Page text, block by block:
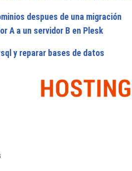
despues de una migración
A a un servidor B en Plesk
y reparar bases de datos